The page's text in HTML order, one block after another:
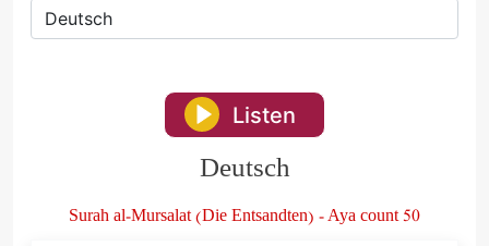
Listen
Deutsch
Surah al-Mursalat (Die Entsandten) - Aya count 50